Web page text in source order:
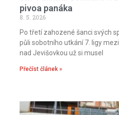
pivoa panáka
8. 5. 2026
Po třetí zahozené šanci svých
půli sobotního utkání 7. ligy
nad Jevišovkou už si musel
Přečíst článek »